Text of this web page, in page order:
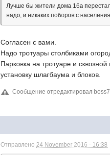
Лучше бы жители дома 16а
надо, и никаких поборов с
Согласен с вами.
Надо тротуары столбиками
Парковка на тротуаре и
установку шлагбаума и блоков.
Сообщение отредактировал
Отправлено24 November 2016 - 16:38